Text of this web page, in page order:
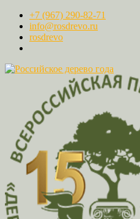
+7 (967) 290-82-71
info@rosdrevo.ru
rosdrevo